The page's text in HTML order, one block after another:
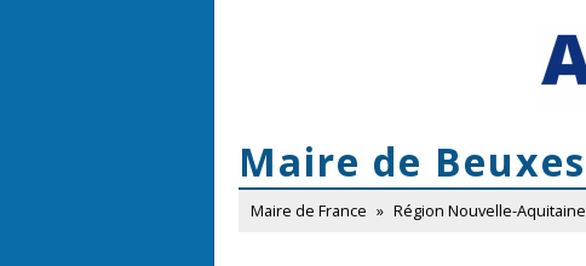
Maire de Beuxes
Maire de France » Région Nouvelle-Aquitaine